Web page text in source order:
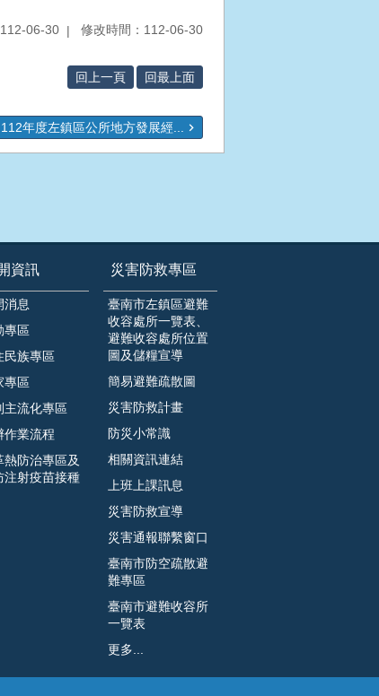
06-30 修改時間：112-06-30
回上一頁 回最上面
112年度左鎮區公所地方發展經...
資訊
消息
專區
民族專區
專區
主流化專區
作業流程
熱防治專區及
注射疫苗接種
災害防救專區
臺南市左鎮區避難
收容處所一覽表、
避難收容處所位置
圖及儲糧宣導
簡易避難疏散圖
災害防救計畫
防災小常識
相關資訊連結
上班上課訊息
災害防救宣導
災害通報聯繫窗口
臺南市防空疏散避
難專區
臺南市避難收容所
一覽表
更多...